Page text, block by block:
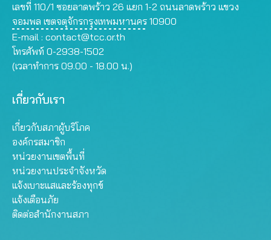
เลขที่ 110/1 ซอยลาดพร้าว 26 แยก 1-2 ถนนลาดพร้าว แขวง
จอมพล เขตจตุจักรกรุงเทพมหานคร 10900
E-mail : contact@tcc.or.th
โทรศัพท์ 0-2938-1502
(เวลาทำการ 09.00 - 18.00 น.)
เกี่ยวกับเรา
เกี่ยวกับสภาผู้บริโภค
องค์กรสมาชิก
หน่วยงานเขตพื้นที่
หน่วยงานประจำจังหวัด
แจ้งเบาะแสและร้องทุกข์
แจ้งเตือนภัย
ติดต่อสำนักงานสภา